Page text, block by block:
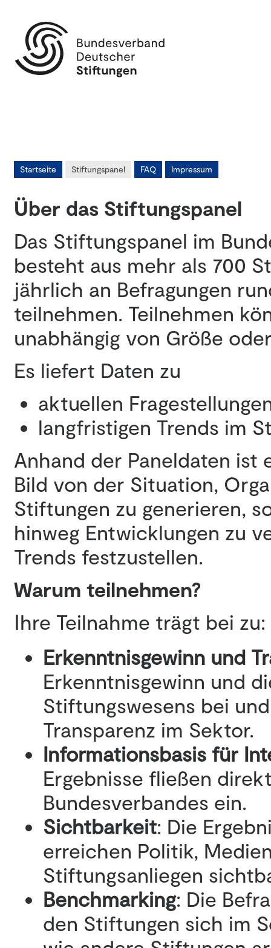
Startseite Stiftungspanel FAQ Impressum
Über das Stiftungspanel
Das Stiftungspanel im
besteht aus mehr als 700
jährlich an Befragungen
teilnehmen. Teilnehmen
unabhängig von Größe
Es liefert Daten zu
aktuellen
langfristigen Trends im
Anhand der Paneldaten ist
Bild von der Situation,
Stiftungen zu generieren,
hinweg Entwicklungen zu
Trends festzustellen.
Warum teilnehmen?
Ihre Teilnahme trägt bei zu:
Erkenntnisgewinn und
Erkenntnisgewinn und
Stiftungswesens bei
Transparenz im Sektor.
Informationsbasis für
Ergebnisse fließen
Bundesverbandes ein.
Sichtbarkeit: Die
erreichen Politik,
Stiftungsanliegen
Benchmarking: Die
den Stiftungen sich im